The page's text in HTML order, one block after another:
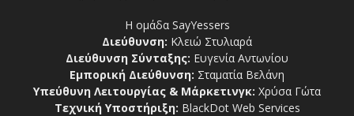
Η ομάδα SayYessers
Διεύθυνση: Κλειώ Στυλιαρά
Διεύθυνση Σύνταξης: Ευγενία Αντωνίου
Εμπορική Διεύθυνση: Σταματία Βελάνη
Υπεύθυνη Λειτουργίας & Μάρκετινγκ: Χρύσα Γώτα
Τεχνική Υποστήριξη: BlackDot Web Services